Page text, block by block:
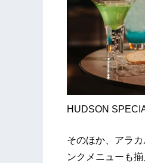
HUDSON
そのほか、アラ
ンクメニューも